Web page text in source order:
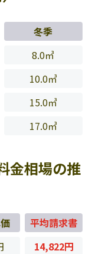
冬季
8.0㎥
10.0㎥
15.0㎥
17.0㎥
金相場の推
平均請求書
14,822円